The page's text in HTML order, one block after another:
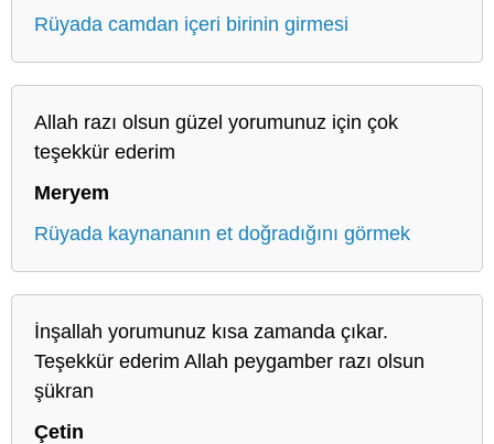
Rüyada camdan içeri birinin girmesi
Allah razı olsun güzel yorumunuz için çok
teşekkür ederim
Meryem
Rüyada kaynananın et doğradığını görmek
İnşallah yorumunuz kısa zamanda çıkar.
Teşekkür ederim Allah peygamber razı olsun
şükran
Çetin